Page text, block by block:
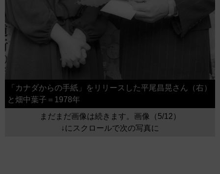
「カナダからの手紙」をリリースした平尾昌晃さん（右）
と畑中葉子＝1978年
まだまだ画像は続きます。画像（5/12）
↓にスクロールで次の写真に